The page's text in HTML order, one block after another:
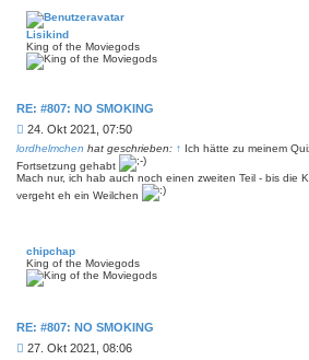
a
g
Lisikind
King of the Moviegods
RE: #807: NO SMOKING
B
t
24. Okt 2021, 07:50
lordhelmchen hat geschrieben: ↑ Ich hätte zu meinem
Fortsetzung gehabt
Mach nur, ich hab auch noch einen zweiten Teil - bis die
vergeht eh ein Weilchen
chipchap
King of the Moviegods
RE: #807: NO SMOKING
B27. Okt 2021, 08:06